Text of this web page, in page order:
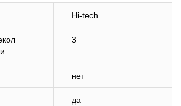
Hi-tech
3
нет
да